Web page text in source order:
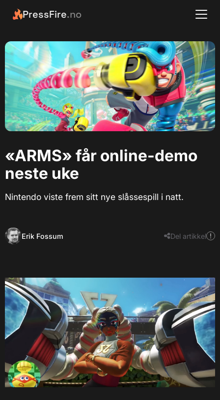
PressFire.no
«ARMS» får online-demo
neste uke
Nintendo viste frem sitt nye slåssespill i natt.
Erik Fossum Del artikkel